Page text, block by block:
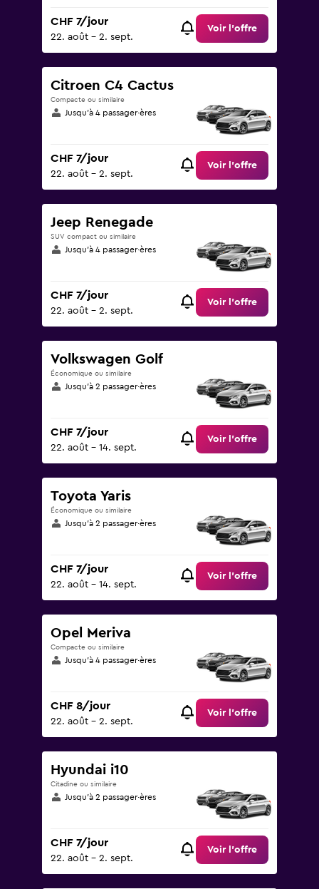
CHF 7/jour
22. août - 2. sept.
Voir l’offre
Citroen C4 Cactus
Compacte ou similaire
Jusqu’à 4 passager·ères
CHF 7/jour
22. août - 2. sept.
Voir l’offre
Jeep Renegade
SUV compact ou similaire
Jusqu’à 4 passager·ères
CHF 7/jour
22. août - 2. sept.
Voir l’offre
Volkswagen Golf
Économique ou similaire
Jusqu’à 2 passager·ères
CHF 7/jour
22. août - 14. sept.
Voir l’offre
Toyota Yaris
Économique ou similaire
Jusqu’à 2 passager·ères
CHF 7/jour
22. août - 14. sept.
Voir l’offre
Opel Meriva
Compacte ou similaire
Jusqu’à 4 passager·ères
CHF 8/jour
22. août - 2. sept.
Voir l’offre
Hyundai i10
Citadine ou similaire
Jusqu’à 2 passager·ères
CHF 7/jour
22. août - 2. sept.
Voir l’offre